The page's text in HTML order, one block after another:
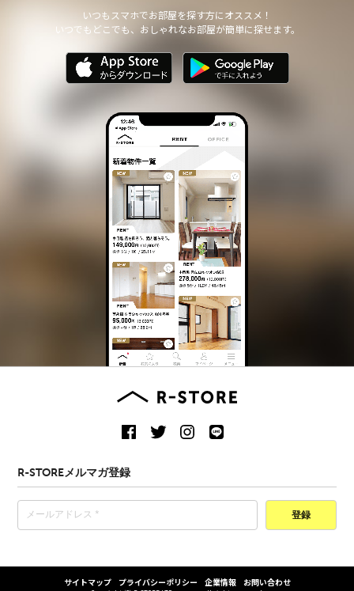
いつもスマホでお部屋を探す方にオススメ！
いつでもどこでも、おしゃれなお部屋が簡単に探せます。
R-STOREメルマガ登録
登録
サイトマップ プライバシーポリシー 企業情報 お問い合わせ